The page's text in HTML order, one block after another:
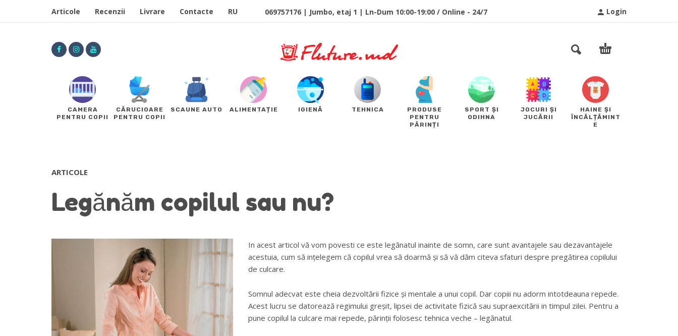
Login
Articole Recenzii Livrare Contacte RU 069757176 | Jumbo, etaj 1 | Ln-Dum 10:00-19:00 / Online - 24/7
CAMERA
PENTRU COPII
CĂRUCIOARE
PENTRU COPII
SCAUNE AUTO ALIMENTAȚIE IGIENĂ TEHNICA
PRODUSE
PENTRU
PĂRINȚI
SPORT ȘI
ODIHNA
JOCURI ȘI
JUCĂRII
HAINE ȘI
ÎNCĂLȚĂMINT
E
ARTICOLE
Legănăm copilul sau nu?
In acest articol vă vom povesti ce este legănatul inainte de somn, care sunt avantajele sau dezavantajele
acestuia, cum să ințelegem că copilul vrea să doarmă și să vă dăm citeva sfaturi despre pregătirea copilului
de culcare.
Somnul adecvat este cheia dezvoltării fizice și mentale a unui copil. Dar copiii nu adorm intotdeauna repede.
Acest lucru se datorează regimului greșit, lipsei de activitate fizică sau supraexcitării in timpul zilei. Pentru a
pune copilul la culcare mai repede, părinții folosesc tehnica veche – legănatul.